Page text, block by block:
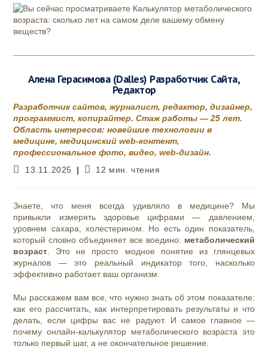
Алена Герасимова (Dalles) Разработчик Сайта,
Редактор
Разработчик сайтов, журналист, редактор, дизайнер,
программист, копирайтер. Стаж работы — 25 лет.
Область интересов: новейшие технологии в
медицине, медицинский web-контент,
профессиональное фото, видео, web-дизайн.
Запись
13.11.2025
Время
12 мин. чтения
Знаете, что меня всегда удивляло в медицине? Мы
привыкли измерять здоровье цифрами — давлением,
уровнем сахара, холестерином. Но есть один показатель,
который словно объединяет все воедино: метаболический
возраст . Это не просто модное понятие из глянцевых
журналов — это реальный индикатор того, насколько
эффективно работает ваш организм.
Мы расскажем вам все, что нужно знать об этом показателе:
как его рассчитать, как интерпретировать результаты и что
делать, если цифры вас не радуют. И самое главное —
почему онлайн‑калькулятор метаболического возраста это
только первый шаг, а не окончательное решение.